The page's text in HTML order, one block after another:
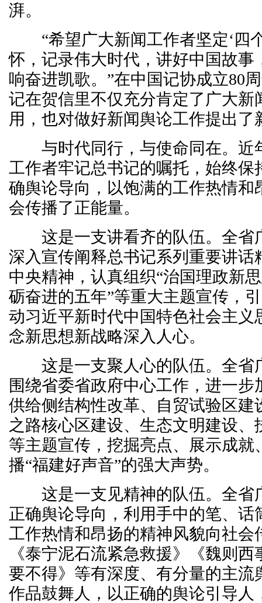
湃。
“希望广大新闻工作者坚定‘四
怀，记录伟大时代，讲好中国故事
响奋进凯歌。”在中国记协成立80
记在贺信里不仅充分肯定了广大新
用，也对做好新闻舆论工作提出了
与时代同行，与使命同在。近
工作者牢记总书记的嘱托，始终保
确舆论导向，以饱满的工作热情和
会传播了正能量。
这是一支讲看齐的队伍。全省
深入宣传阐释总书记系列重要讲话
中央精神，认真组织“治国理政新
砺奋进的五年”等重大主题宣传，
动习近平新时代中国特色社会主义
念新思想新战略深入人心。
这是一支聚人心的队伍。全省
围绕省委省政府中心工作，进一步
供给侧结构性改革、自贸试验区建
之路核心区建设、生态文明建设、
等主题宣传，挖掘亮点、展示成就
播“福建好声音”的强大声势。
这是一支见精神的队伍。全省
正确舆论导向，利用手中的笔、话
工作热情和昂扬的精神风貌向社会
《泰宁泥石流紧急救援》《魏则
要不得》等有深度、有分量的主流
作品鼓舞人，以正确的舆论引导人